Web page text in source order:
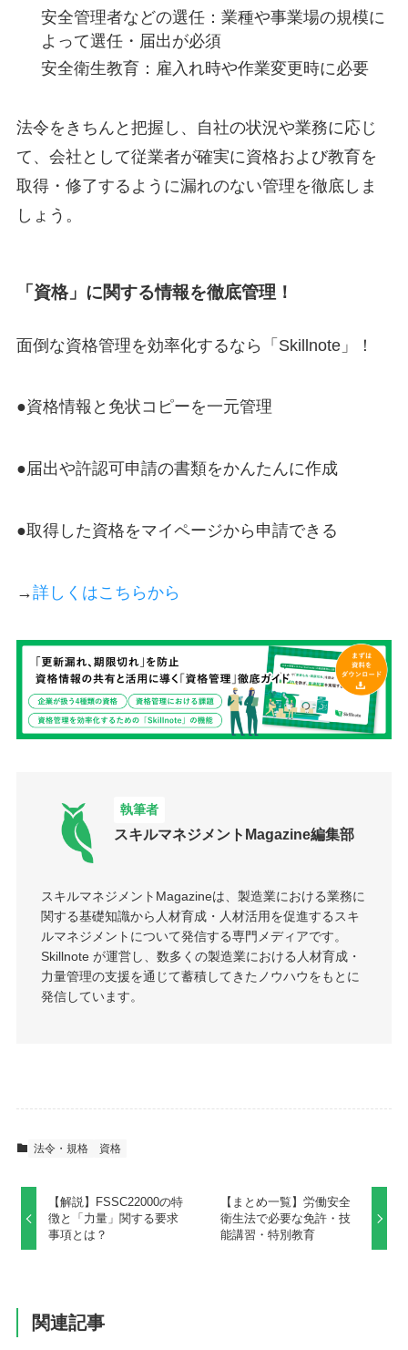
安全管理者などの選任：業種や事業場の規模に
よって選任・届出が必須
安全衛生教育：雇入れ時や作業変更時に必要
法令をきちんと把握し、自社の状況や業務に応じ
て、会社として従業者が確実に資格および教育を
取得・修了するように漏れのない管理を徹底しま
しょう。
「資格」に関する情報を徹底管理！
面倒な資格管理を効率化するなら「Skillnote」！
●資格情報と免状コピーを⼀元管理
●届出や許認可申請の書類をかんたんに作成
●取得した資格をマイページから申請できる
→詳しくはこちらから
執筆者
スキルマネジメントMagazine編集部
スキルマネジメントMagazineは、製造業における業務に
関する基礎知識から人材育成・人材活用を促進するスキ
ルマネジメントについて発信する専門メディアです。
Skillnote が運営し、数多くの製造業における人材育成・
力量管理の支援を通じて蓄積してきたノウハウをもとに
発信しています。
法令・規格 資格
【解説】FSSC22000の特
徴と「力量」関する要求
事項とは？
【まとめ一覧】労働安全
衛生法で必要な免許・技
能講習・特別教育
関連記事